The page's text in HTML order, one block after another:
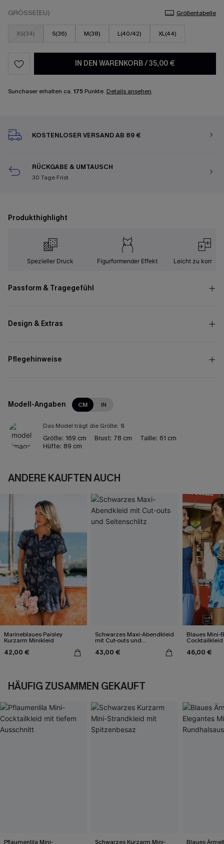
GRÖSSE(EU) Größentabelle
XS(34) S(36) M(38) L(40/42) XL(44)
IN DEN WARENKORB/35,00 €
Sunchaser erhalten ca. 175 Punkte. Details ansehen
KOSTENLOSER VERSAND AB 89 €
RÜCKGABE & UMTAUSCH
30 Tage Frist
Produkthighlight
Spezieller Druck Figurformender Effekt Leicht zu
Passform & Tragegefühl
Design & Extras
Pflegehinweise
Modell-Angaben CM IN
Das Model trägt die Größe: S
Größe: 169 cm Brust: 78 cm Taille: 61 cm
Hüfte: 89 cm
ANDERE KAUFTEN AUCH
Marineblaues Paisley
Kurzarm Minikleid
42,00 €
Schwarzes Maxi-Abendkleid
mit Cut-outs und
43,00 €
Blaues Mini-
Cocktailkleid
46,00 €
HÄUFIG ZUSAMMEN GEKAUFT
Pflaumenlila Mini- Schwarzes Kurzarm Mini- Blaues